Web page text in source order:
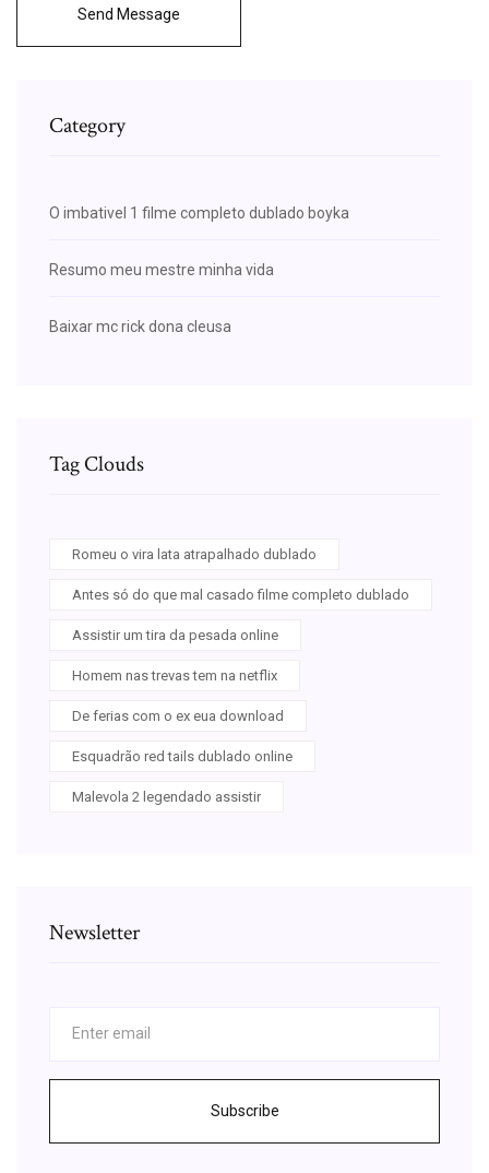
Send Message
Category
O imbativel 1 filme completo dublado boyka
Resumo meu mestre minha vida
Baixar mc rick dona cleusa
Tag Clouds
Romeu o vira lata atrapalhado dublado
Antes só do que mal casado filme completo dublado
Assistir um tira da pesada online
Homem nas trevas tem na netflix
De ferias com o ex eua download
Esquadrão red tails dublado online
Malevola 2 legendado assistir
Newsletter
Subscribe